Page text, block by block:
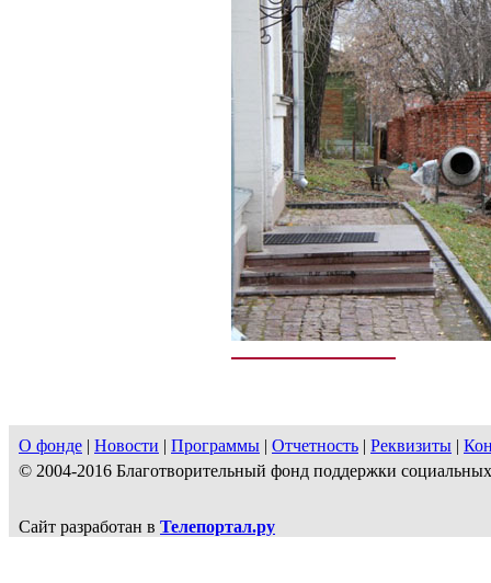
О фонде | Новости | Программы | Отчетность | Реквизиты |
© 2004-2016 Благотворительный фонд поддержки
Сайт разработан в Телепортал.ру